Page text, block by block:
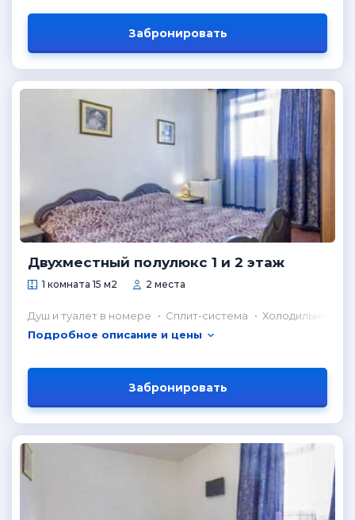
Забронировать
Двухместный полулюкс 1 и 2 этаж
1 комната 15 м2 2 места
Душ и туалет в номере Сплит-система
Холодильник в
Подробное описание и цены
Забронировать